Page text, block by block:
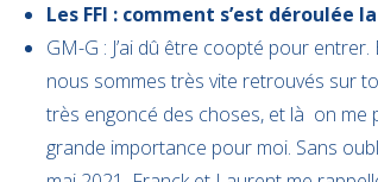
Les FFI : comment s’est déroulée
GM-G : J’ai dû être coopté pour
nous sommes très vite retrouvés sur
très engoncé des choses, et là on me
grande importance pour moi. Sans